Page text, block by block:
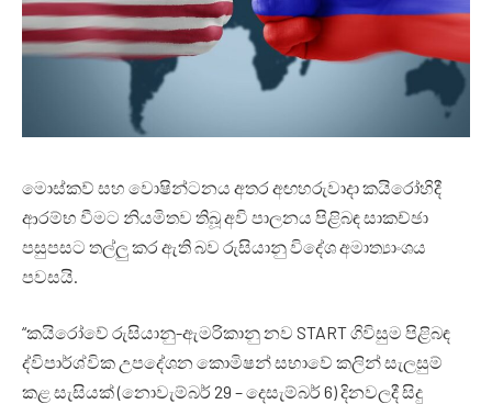
මොස්කව් සහ වොෂින්ටනය අතර අඟහරුවාදා කයිරෝහිදී
ආරම්භ වීමට නියමිතව තිබූ අවි පාලනය පිළිබඳ සාකච්ඡා
පසුපසට තල්ලු කර ඇති බව රුසියානු විදේශ අමාත්‍යාංශය
පවසයි.
“කයිරෝවේ රුසියානු-ඇමරිකානු නව START ගිවිසුම පිළිබඳ
ද්විපාර්ශ්වික උපදේශන කොමිෂන් සභාවේ කලින් සැලසුම්
කළ සැසියක් (නොවැම්බර් 29 – දෙසැම්බර් 6) දිනවලදී සිදු